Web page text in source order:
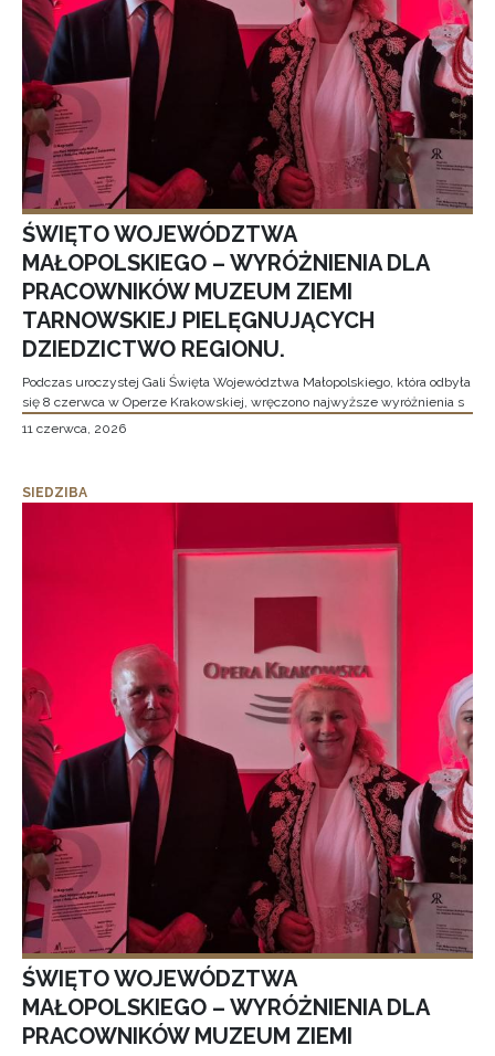
ŚWIĘTO WOJEWÓDZTWA
MAŁOPOLSKIEGO – WYRÓŻNIENIA DLA
PRACOWNIKÓW MUZEUM ZIEMI
TARNOWSKIEJ PIELĘGNUJĄCYCH
DZIEDZICTWO REGIONU.
Podczas uroczystej Gali Święta Województwa Małopolskiego, która odbyła
się 8 czerwca w Operze Krakowskiej, wręczono najwyższe wyróżnienia s
11 czerwca, 2026
SIEDZIBA
ŚWIĘTO WOJEWÓDZTWA
MAŁOPOLSKIEGO – WYRÓŻNIENIA DLA
PRACOWNIKÓW MUZEUM ZIEMI